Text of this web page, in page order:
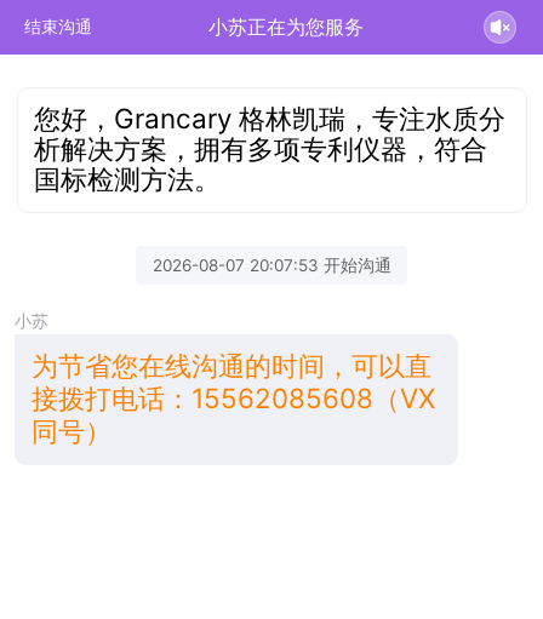
结束沟通 小苏正在为您服务
您好，Grancary 格林凯瑞，专注水质分
析解决方案，拥有多项专利仪器，符合
国标检测方法。
2026-08-07 20:07:53 开始沟通
小苏
为节省您在线沟通的时间，可以直
接拨打电话：15562085608（VX
同号）